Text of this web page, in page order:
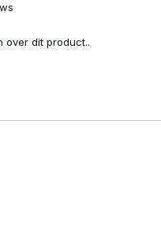
over dit product..